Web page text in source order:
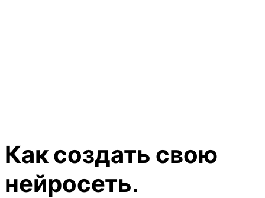
Как создать свою
нейросеть.